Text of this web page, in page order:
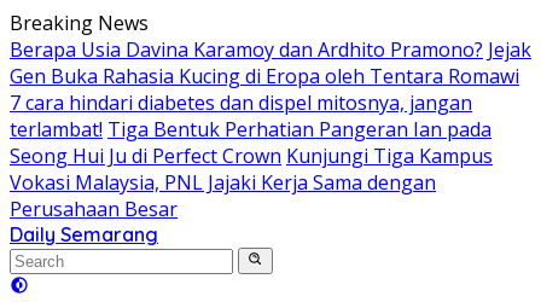
Skip
to
content
Breaking News
Berapa Usia Davina Karamoy dan Ardhito Pramono? Jejak
Gen Buka Rahasia Kucing di Eropa oleh Tentara Romawi
7 cara hindari diabetes dan dispel mitosnya, jangan
terlambat! Tiga Bentuk Perhatian Pangeran Ian pada
Seong Hui Ju di Perfect Crown Kunjungi Tiga Kampus
Vokasi Malaysia, PNL Jajaki Kerja Sama dengan
Perusahaan Besar
Daily Semarang
"Semarang
Hari